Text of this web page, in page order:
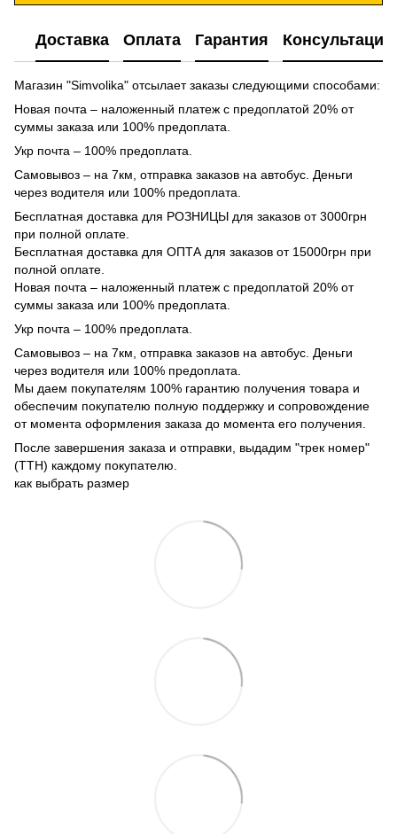
Доставка Оплата Гарантия Консультация
Магазин "Simvolika" отсылает заказы следующими способами:
Новая почта – наложенный платеж с предоплатой 20% от
суммы заказа или 100% предоплата.
Укр почта – 100% предоплата.
Самовывоз – на 7км, отправка заказов на автобус. Деньги
через водителя или 100% предоплата.
Бесплатная доставка для РОЗНИЦЫ для заказов от 3000грн
при полной оплате.
Бесплатная доставка для ОПТА для заказов от 15000грн при
полной оплате.
Новая почта – наложенный платеж с предоплатой 20% от
суммы заказа или 100% предоплата.
Укр почта – 100% предоплата.
Самовывоз – на 7км, отправка заказов на автобус. Деньги
через водителя или 100% предоплата.
Мы даем покупателям 100% гарантию получения товара и
обеспечим покупателю полную поддержку и сопровождение
от момента оформления заказа до момента его получения.
После завершения заказа и отправки, выдадим "трек номер"
(ТТН) каждому покупателю.
как выбрать размер